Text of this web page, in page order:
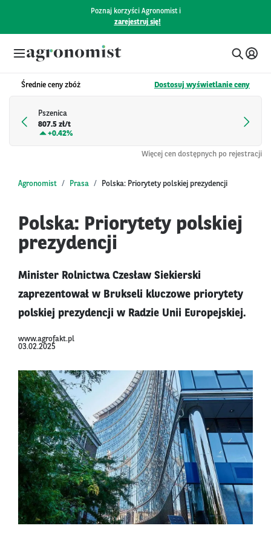
Poznaj korzyści Agronomist i
zarejestruj się!
Średnie ceny zbóż Dostosuj wyświetlanie ceny
Pszenica
807.5 zł/t
+0.42%
Więcej cen dostępnych po rejestracji
Agronomist Prasa Polska: Priorytety polskiej prezydencji
Polska: Priorytety polskiej
prezydencji
Minister Rolnictwa Czesław Siekierski
zaprezentował w Brukseli kluczowe priorytety
polskiej prezydencji w Radzie Unii Europejskiej.
www.agrofakt.pl
03.02.2025